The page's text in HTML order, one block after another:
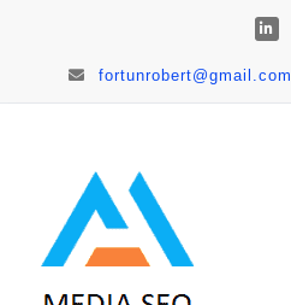
fortunrobert@gmail.com